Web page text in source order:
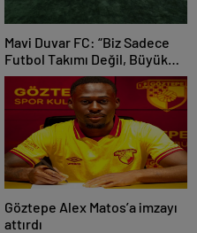
Mavi Duvar FC: “Biz Sadece
Futbol Takımı Değil, Büyük
Bir Aileyiz”
Göztepe Alex Matos’a imzayı
attırdı